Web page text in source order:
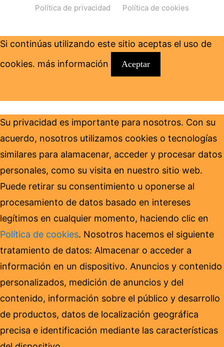
Política de privacidad
Política de cookies
Si continúas utilizando este sitio aceptas el uso de
cookies. más información Aceptar
Su privacidad es importante para nosotros. Con su
acuerdo, nosotros utilizamos cookies o tecnologías
similares para alamacenar, acceder y procesar datos
personales, como su visita en nuestro sitio web.
Puede retirar su consentimiento u oponerse al
procesamiento de datos basado en intereses
legítimos en cualquier momento, haciendo clic en
Política de cookies. Nosotros hacemos el siguiente
tratamiento de datos: Almacenar o acceder a
información en un dispositivo. Anuncios y contenido
personalizados, medición de anuncios y del
contenido, información sobre el público y desarrollo
de productos, datos de localización geográfica
precisa e identificación mediante las características